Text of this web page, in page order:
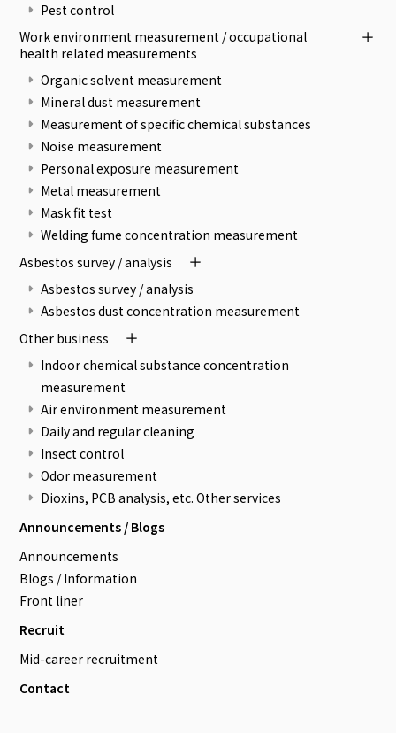
Pest control
Work environment measurement / occupational
health related measurements
Organic solvent measurement
Mineral dust measurement
Measurement of specific chemical substances
Noise measurement
Personal exposure measurement
Metal measurement
Mask fit test
Welding fume concentration measurement
Asbestos survey / analysis
Asbestos survey / analysis
Asbestos dust concentration measurement
Other business
Indoor chemical substance concentration
measurement
Air environment measurement
Daily and regular cleaning
Insect control
Odor measurement
Dioxins, PCB analysis, etc. Other services
Announcements / Blogs
Announcements
Blogs / Information
Front liner
Recruit
Mid-career recruitment
Contact